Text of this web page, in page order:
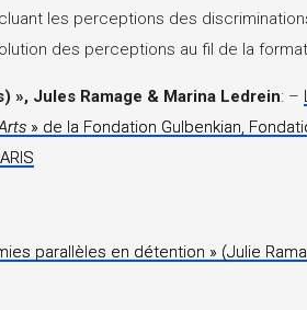
les perceptions des
des perceptions au fil de la
», Jules Ramage & Marina Ledrein: –
» de la Fondation Gulbenkian,
parallèles en détention » (Julie